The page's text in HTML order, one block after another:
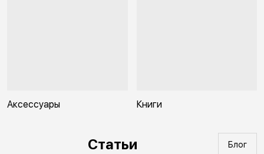
Аксессуары Книги
Статьи Блог